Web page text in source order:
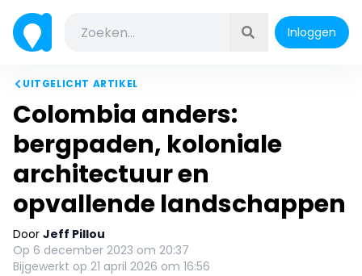
Inloggen
UITGELICHT ARTIKEL
Colombia anders:
bergpaden, koloniale
architectuur en
opvallende landschappen
Door Jeff Pillou
Op 6 december 2023 om 20:37
Bijgewerkt op 21 april 2026 om 16:56